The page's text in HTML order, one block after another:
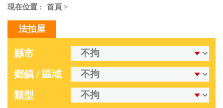
現在位置 : 首頁 >
法拍屋
縣市
鄉鎮 / 區域
類型